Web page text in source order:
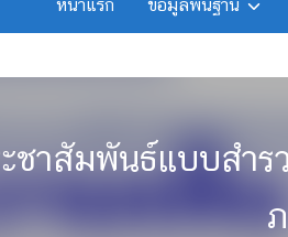
หน้าแรก ข้อมูลพื้นฐาน
ะชาสัมพันธ์แบบสำ